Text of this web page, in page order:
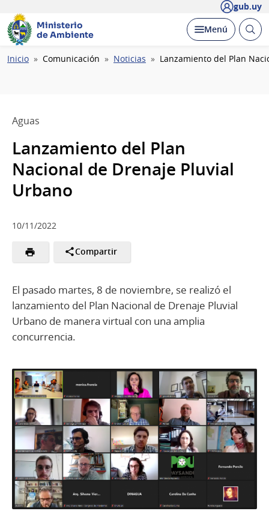
gub.uy
Ministerio
de Ambiente
Desplegar
Menú Abrir
Ruta
Inicio Comunicación Noticias Lanzamiento del Plan
Aguas
Lanzamiento del Plan
Nacional de Drenaje Pluvial
Urbano
10/11/2022
Compartir
El pasado martes, 8 de noviembre, se realizó el
lanzamiento del Plan Nacional de Drenaje Pluvial
Urbano de manera virtual con una amplia
concurrencia.